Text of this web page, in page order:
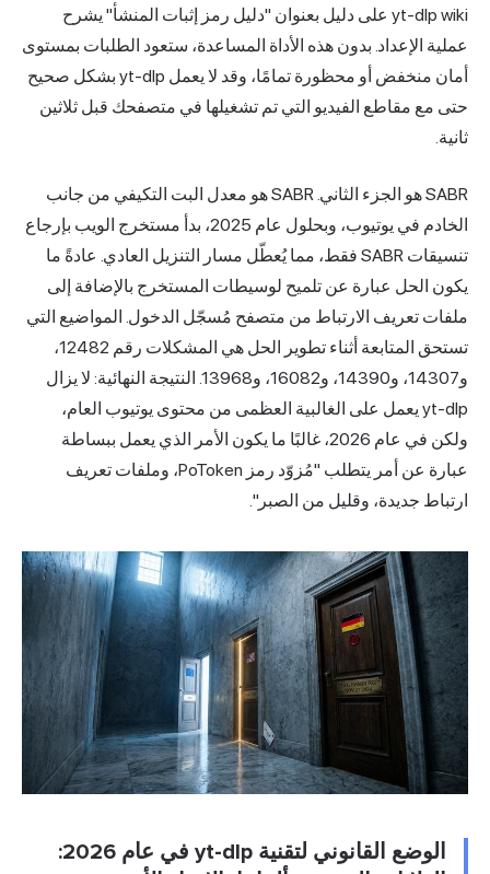
yt-dlp wiki على دليل بعنوان "دليل رمز إثبات المنشأ" يشرح
عملية الإعداد. بدون هذه الأداة المساعدة، ستعود الطلبات بمستوى
أمان منخفض أو محظورة تمامًا، وقد لا يعمل yt-dlp بشكل صحيح
حتى مع مقاطع الفيديو التي تم تشغيلها في متصفحك قبل ثلاثين
ثانية.
SABR هو الجزء الثاني. SABR هو معدل البت التكيفي من جانب
الخادم في يوتيوب، وبحلول عام 2025، بدأ مستخرج الويب بإرجاع
تنسيقات SABR فقط، مما يُعطّل مسار التنزيل العادي. عادةً ما
يكون الحل عبارة عن تلميح لوسيطات المستخرج بالإضافة إلى
ملفات تعريف الارتباط من متصفح مُسجّل الدخول. المواضيع التي
تستحق المتابعة أثناء تطوير الحل هي المشكلات رقم 12482،
و14307، و14390، و16082، و13968. النتيجة النهائية: لا يزال
yt-dlp يعمل على الغالبية العظمى من محتوى يوتيوب العام،
ولكن في عام 2026، غالبًا ما يكون الأمر الذي يعمل ببساطة
عبارة عن أمر يتطلب "مُزوّد رمز PoToken، وملفات تعريف
ارتباط جديدة، وقليل من الصبر".
الوضع القانوني لتقنية yt-dlp في عام 2026: